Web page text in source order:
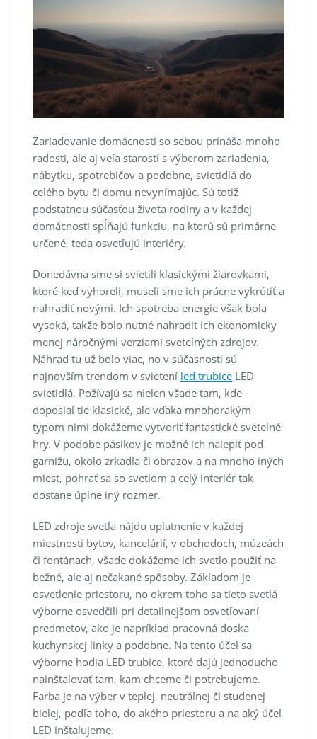
Zariaďovanie domácnosti so sebou prináša mnoho
radosti, ale aj veľa starostí s výberom zariadenia,
nábytku, spotrebičov a podobne, svietidlá do
celého bytu či domu nevynímajúc. Sú totiž
podstatnou súčasťou života rodiny a v každej
domácnosti spĺňajú funkciu, na ktorú sú primárne
určené, teda osvetľujú interiéry.
Donedávna sme si svietili klasickými žiarovkami,
ktoré keď vyhoreli, museli sme ich prácne vykrútiť a
nahradiť novými. Ich spotreba energie však bola
vysoká, takže bolo nutné nahradiť ich ekonomicky
menej náročnými verziami svetelných zdrojov.
Náhrad tu už bolo viac, no v súčasnosti sú
najnovším trendom v svietení led trubice LED
svietidlá. Požívajú sa nielen všade tam, kde
doposiaľ tie klasické, ale vďaka mnohorakým
typom nimi dokážeme vytvoriť fantastické svetelné
hry. V podobe pásikov je možné ich nalepiť pod
garnižu, okolo zrkadla či obrazov a na mnoho iných
miest, pohrať sa so svetlom a celý interiér tak
dostane úplne iný rozmer.
LED zdroje svetla nájdu uplatnenie v každej
miestnosti bytov, kancelárií, v obchodoch, múzeách
či fontánach, všade dokážeme ich svetlo použiť na
bežné, ale aj nečakané spôsoby. Základom je
osvetlenie priestoru, no okrem toho sa tieto svetlá
výborne osvedčili pri detailnejšom osvetľovaní
predmetov, ako je napríklad pracovná doska
kuchynskej linky a podobne. Na tento účel sa
výborne hodia LED trubice, ktoré dajú jednoducho
nainštalovať tam, kam chceme či potrebujeme.
Farba je na výber v teplej, neutrálnej či studenej
bielej, podľa toho, do akého priestoru a na aký účel
LED inštalujeme.